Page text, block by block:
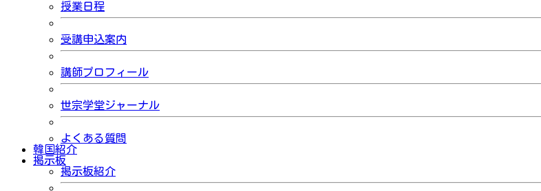
授業日程
受講申込案内
講師プロフィール
世宗学堂ジャーナル
よくある質問
韓国紹介
掲示板
掲示板紹介